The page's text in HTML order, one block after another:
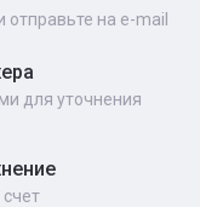
отправьте на e-mail
для уточнения